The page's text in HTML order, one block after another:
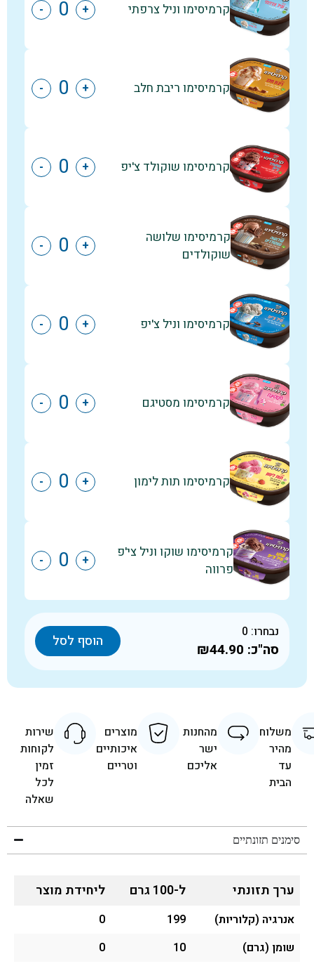
קרמיסימו וניל צרפתי +
-
קרמיסימו ריבת חלב +
-
קרמיסימו שוקולד צ'יפ +
-
קרמיסימו שלושה
שוקולדים
+
-
קרמיסימו וניל צ'יפ +
-
קרמיסימו מסטיגם +
-
קרמיסימו תות לימון +
-
קרמיסימו שוקו וניל צי'פ
פרווה
+
-
נבחרו: 0
סה"כ: ₪44.90 הוסף לסל
משלוח
מהיר
עד
הבית
מהחנות
ישר
אליכם
מוצרים
איכותיים
וטריים
שירות
לקוחות
זמין
לכל
שאלה
סימנים תזונתיים
ערך תזונתי ל-100 גרם ליחידת מוצר
אנרגיה (קלוריות) 199
0
שומן (גרם)
10
0